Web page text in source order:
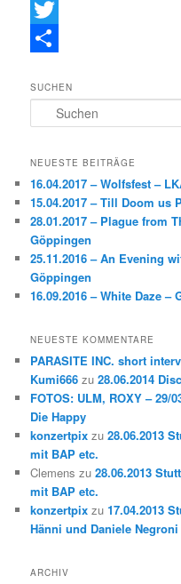
F
a
e
b
o
k
T
i
t
e
r
e
i
e
n
SUCHEN
u
h
n
NEUESTE BEITRÄGE
16.04.2017 – Wolfsfest –
15.04.2017 – Till Doom us
28.01.2017 – Plague from
Göppingen
25.11.2016 – An Evening
Göppingen
16.09.2016 – White Daze
NEUESTE KOMMENTARE
PARASITE INC. short
Kumi666 zu28.06.2014
FOTOS: ULM, ROXY – 29/
Die Happy
konzertpix zu28.06.2013
mit BAP etc.
Clemens zu28.06.2013
mit BAP etc.
konzertpix zu17.04.2013
Hänni und Daniele Negroni
ARCHIV